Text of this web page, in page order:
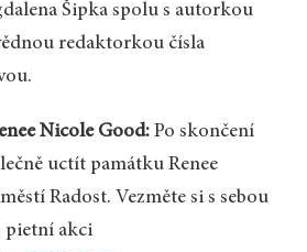
Šipka spolu s autorkou
redaktorkou čísla
Nicole Good: Po skončení
uctít památku Renee
Radost. Vezměte si s sebou
pietní akci